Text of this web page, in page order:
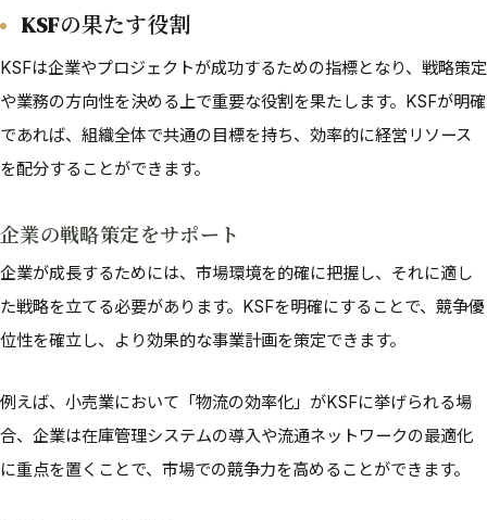
KSFの果たす役割
KSFは企業やプロジェクトが成功するための指標となり、戦略策定
や業務の方向性を決める上で重要な役割を果たします。KSFが明確
であれば、組織全体で共通の目標を持ち、効率的に経営リソース
を配分することができます。
企業の戦略策定をサポート
企業が成長するためには、市場環境を的確に把握し、それに適し
た戦略を立てる必要があります。KSFを明確にすることで、競争優
位性を確立し、より効果的な事業計画を策定できます。
例えば、小売業において「物流の効率化」がKSFに挙げられる場
合、企業は在庫管理システムの導入や流通ネットワークの最適化
に重点を置くことで、市場での競争力を高めることができます。